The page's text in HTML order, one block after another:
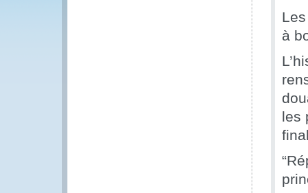
à
les